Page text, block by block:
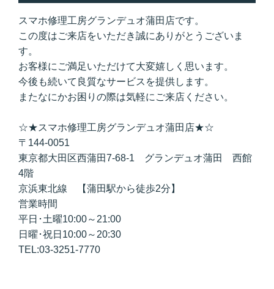
スマホ修理工房グランデュオ蒲田店です。
この度はご来店をいただき誠にありがとうございま
す。
お客様にご満足いただけて大変嬉しく思います。
今後も続いて良質なサービスを提供します。
またなにかお困りの際は気軽にご来店ください。
☆★スマホ修理工房グランデュオ蒲田店★☆
〒144-0051
東京都大田区西蒲田7-68-1 グランデュオ蒲田 西館
4階
京浜東北線 【蒲田駅から徒歩2分】
営業時間
平日･土曜10:00～21:00
日曜･祝日10:00～20:30
TEL:03-3251-7770